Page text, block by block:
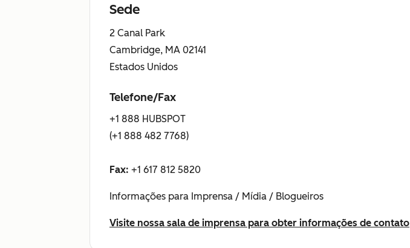
Sede
2 Canal Park
Cambridge, MA 02141
Estados Unidos
Telefone/Fax
+1 888 HUBSPOT
(+1 888 482 7768)
Fax: +1 617 812 5820
Informações para Imprensa / Mídia / Blogueiros
Visite nossa sala de imprensa para obter informações de contato